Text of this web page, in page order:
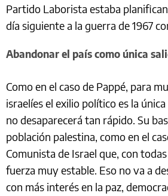
Partido Laborista estaba
día siguiente a la guerra de 1967
Abandonar el país como única
Como en el caso de Pappé, para
israelíes el exilio político es la
no desaparecerá tan rápido. Su
población palestina, como en el
Comunista de Israel que, con
fuerza muy estable. Eso no va a
con más interés en la paz,